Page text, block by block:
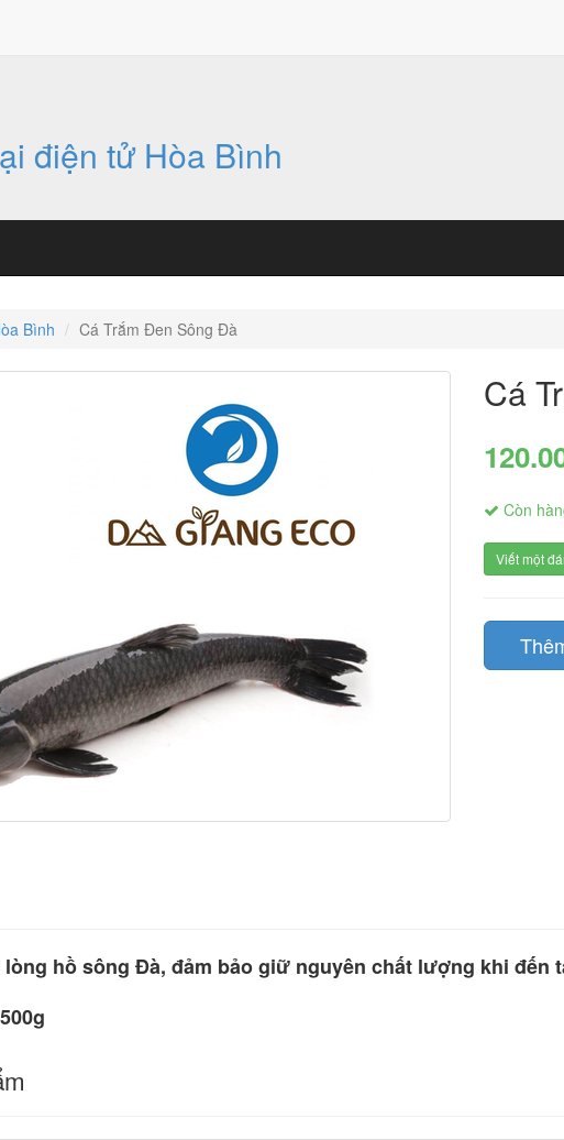
điện tử Hòa Bình
Bình Cá Trắm Đen Sông Đà
Cá
Còn
Viết một
hồ sông Đà, đảm bảo giữ nguyên chất lượng khi đến